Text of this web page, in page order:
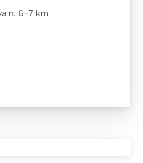
n. 6–7 km